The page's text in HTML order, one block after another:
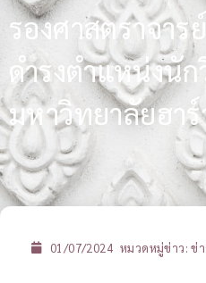
รองศาสตราจา
ดำรงตำแหน่งนั
มหาวิทยาลัยฮา
01/07/2024 หมวดหมู่ข่าว:ข่